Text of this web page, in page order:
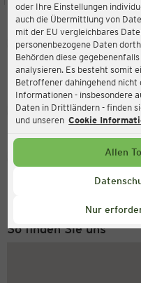
oder Ihre Einstellungen
auch die Übermittlung von
mit der EU vergleichbares
personenbezogene Daten
Behörden diese
analysieren. Es besteht somit
Betroffener dahingehend
Informationen - insbesondere
Daten in Drittländern - finden
und unseren Cookie
Allen
Nur
Ernsting's
In der Mark 88,
Aktuell:
Geschlossen
Service Hotline
+49 (0) 2546 / 98
So finden Sie uns